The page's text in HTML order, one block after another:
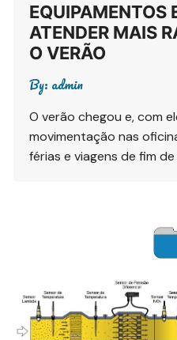
EQUIPAMENTOS
ATENDER MAIS
O VERÃO
By: admin
O verão chegou e, com
movimentação nas
férias e viagens de fim